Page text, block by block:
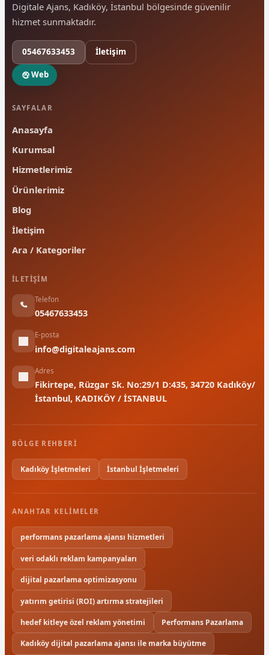
Digitale Ajans, Kadıköy, İstanbul bölgesinde güvenilir
hizmet sunmaktadır.
05467633453 İletişim
Web
SAYFALAR
Anasayfa
Kurumsal
Hizmetlerimiz
Ürünlerimiz
Blog
İletişim
Ara / Kategoriler
İLETIŞIM
Telefon
05467633453
E-posta
info@digitaleajans.com
Adres
Fikirtepe, Rüzgar Sk. No:29/1 D:435, 34720 Kadıköy/
İstanbul, KADIKÖY / İSTANBUL
BÖLGE REHBERI
Kadıköy İşletmeleri İstanbul İşletmeleri
ANAHTAR KELIMELER
performans pazarlama ajansı hizmetleri
veri odaklı reklam kampanyaları
dijital pazarlama optimizasyonu
yatırım getirisi (ROI) artırma stratejileri
hedef kitleye özel reklam yönetimi Performans Pazarlama
Kadıköy dijital pazarlama ajansı ile marka büyütme